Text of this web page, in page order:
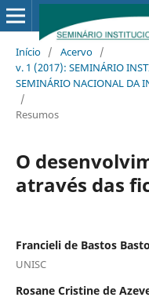
Início / Acervo /
v. 1 (2017): SEMINÁRIO
SEMINÁRIO NACIONAL DA
/
Resumos
O
através das
Francieli de Bastos
UNISC
Rosane Cristine de